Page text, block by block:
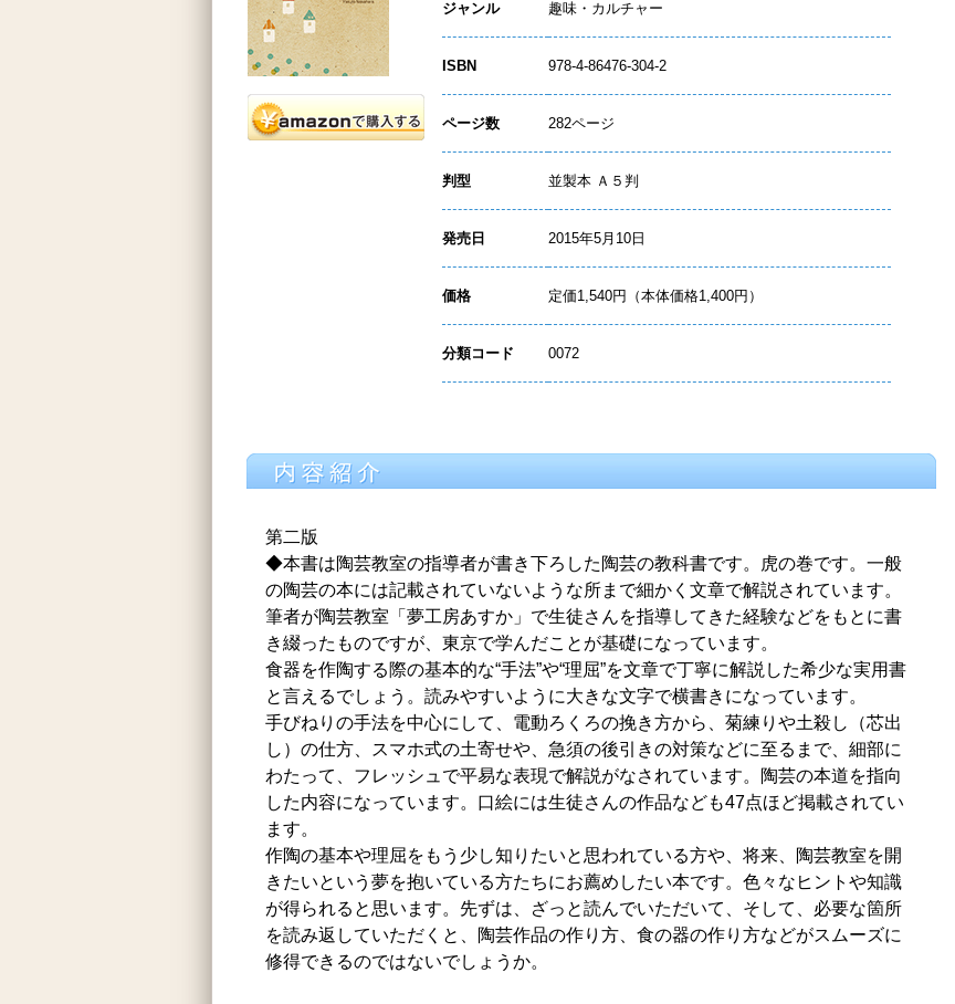
ジャンル 趣味・カルチャー
ISBN 978-4-86476-304-2
ページ数 282ページ
判型 並製本 Ａ５判
発売日 2015年5月10日
価格 定価1,540円（本体価格1,400円）
分類コード 0072
第二版
◆本書は陶芸教室の指導者が書き下ろした陶芸の教科書です。虎の巻です。一般
の陶芸の本には記載されていないような所まで細かく文章で解説されています。
筆者が陶芸教室「夢工房あすか」で生徒さんを指導してきた経験などをもとに書
き綴ったものですが、東京で学んだことが基礎になっています。
食器を作陶する際の基本的な“手法”や“理屈”を文章で丁寧に解説した希少な実用書
と言えるでしょう。読みやすいように大きな文字で横書きになっています。
手びねりの手法を中心にして、電動ろくろの挽き方から、菊練りや土殺し（芯出
し）の仕方、スマホ式の土寄せや、急須の後引きの対策などに至るまで、細部に
わたって、フレッシュで平易な表現で解説がなされています。陶芸の本道を指向
した内容になっています。口絵には生徒さんの作品なども47点ほど掲載されてい
ます。
作陶の基本や理屈をもう少し知りたいと思われている方や、将来、陶芸教室を開
きたいという夢を抱いている方たちにお薦めしたい本です。色々なヒントや知識
が得られると思います。先ずは、ざっと読んでいただいて、そして、必要な箇所
を読み返していただくと、陶芸作品の作り方、食の器の作り方などがスムーズに
修得できるのではないでしょうか。